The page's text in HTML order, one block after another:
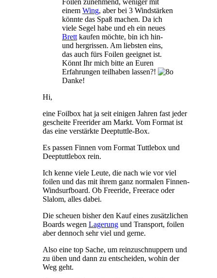
Foilen zunehmend, weniger mit
einem Wing, aber bei 3 Windstärken
könnte das Spaß machen. Da ich
viele Segel habe und eh ein neues
Brett kaufen möchte, bin ich hin-
und hergrissen. Am liebsten eins,
das auch fürs Foilen geeignet ist.
Könnt Ihr mich bitte an Euren
Erfahrungen teilhaben lassen?!
Danke!
Hi,
eine Foilbox hat ja seit einigen Jahren fast jeder
gescheite Freerider am Markt. Vom Format ist
das eine verstärkte Deeptuttle-Box.
Es passen Finnen vom Format Tuttlebox und
Deeptuttlebox rein.
Ich kenne viele Leute, die nach wie vor viel
foilen und das mit ihrem ganz normalen Finnen-
Windsurfboard. Ob Freeride, Freerace oder
Slalom, alles dabei.
Die scheuen bisher den Kauf eines zusätzlichen
Boards wegen Lagerung und Transport, foilen
aber dennoch sehr viel und gerne.
Also eine top Sache, um reinzuschnuppern und
zu üben und dann zu entscheiden, wohin der
Weg geht.